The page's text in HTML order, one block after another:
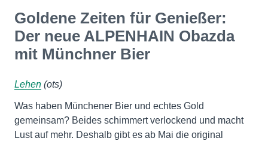
Goldene Zeiten für Genießer:
Der neue ALPENHAIN Obazda
mit Münchner Bier
Lehen (ots)
Was haben Münchener Bier und echtes Gold
gemeinsam? Beides schimmert verlockend und macht
Lust auf mehr. Deshalb gibt es ab Mai die original